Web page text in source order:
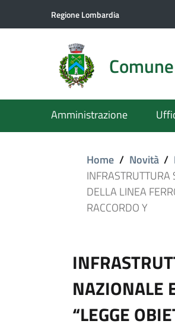
Regione Lombardia
Amministrazione
Home / Novità /
DELLA LINEA
RACCORDO Y
NAZIONALE
“LEGGE